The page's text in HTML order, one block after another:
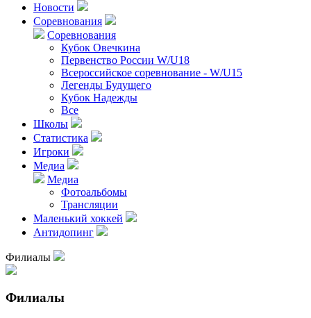
Новости
Соревнования
Соревнования
Кубок Овечкина
Первенство России W/U18
Всероссийское соревнование - W/U15
Легенды Будущего
Кубок Надежды
Все
Школы
Статистика
Игроки
Медиа
Медиа
Фотоальбомы
Трансляции
Маленький хоккей
Антидопинг
Филиалы
Филиалы